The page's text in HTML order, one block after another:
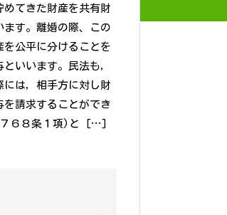
めてきた財産を共有財
ます。離婚の際、この
を公平に分けることを
といいます。民法も，
には，相手方に対し財
を請求することができ
６８条１項)と […]